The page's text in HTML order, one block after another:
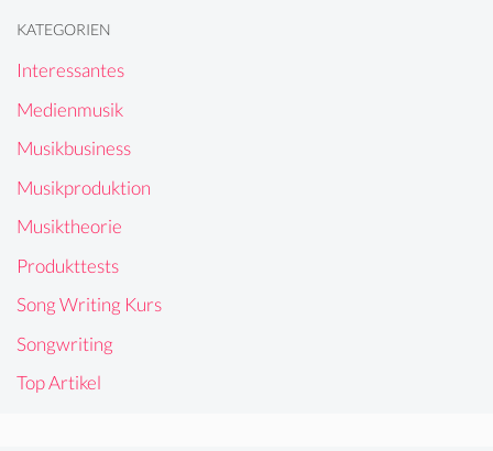
KATEGORIEN
Interessantes
Medienmusik
Musikbusiness
Musikproduktion
Musiktheorie
Produkttests
Song Writing Kurs
Songwriting
Top Artikel